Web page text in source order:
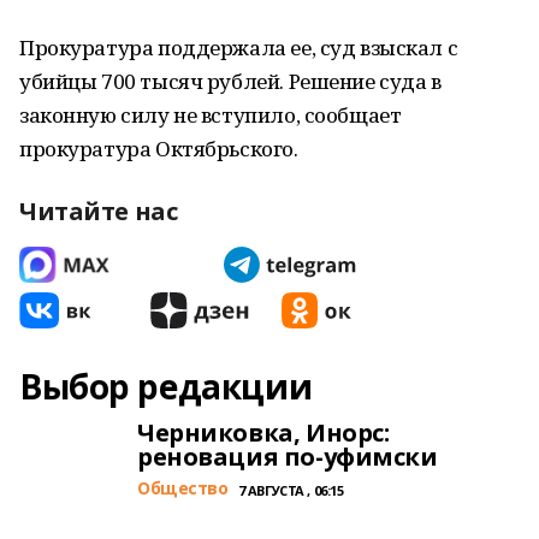
Прокуратура поддержала ее, суд взыскал с
убийцы 700 тысяч рублей. Решение суда в
законную силу не вступило, сообщает
прокуратура Октябрьского.
Читайте нас
Выбор редакции
Черниковка, Инорс:
реновация по-уфимски
Общество 7 АВГУСТА , 06:15